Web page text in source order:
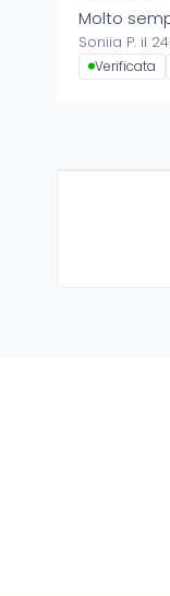
Molto
Soniia P. il
Verificata